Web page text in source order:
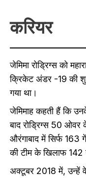
करियर
जेमिमा रोड्रिग्स को
क्रिकेट अंडर -19 की
गया था।
जेमिमाह कहती हैं कि
बाद रोड्रिग्स 50 ओवर
औरंगाबाद में सिर्फ
की टीम के खिलाफ 142
अक्टूबर 2018 में, उन्हें